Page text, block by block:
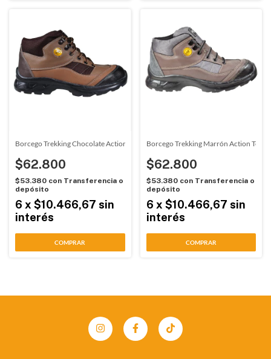
Borcego Trekking Chocolate Action Team (33042)
$62.800
$53.380 con Transferencia o
depósito
6 x $10.466,67 sin
interés
COMPRAR
Borcego Trekking Marrón Action Team
$62.800
$53.380 con Transferencia o
depósito
6 x $10.466,67 sin
interés
COMPRAR